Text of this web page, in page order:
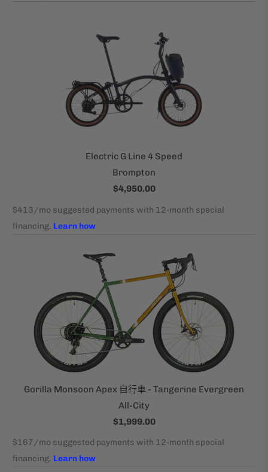
Electric G Line 4 Speed
Brompton
$4,950.00
Gorilla Monsoon Apex 自行車 - Tangerine Evergreen
All-City
$1,999.00